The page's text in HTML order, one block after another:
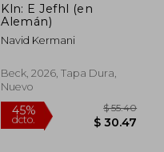
Kln: E Jefhl (en
Alemán)
Navid Kermani
Beck, 2026, Tapa Dura,
Nuevo